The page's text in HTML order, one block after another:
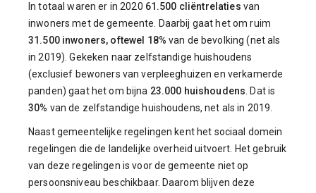
In totaal waren er in 2020 61.500 cliëntrelaties van
inwoners met de gemeente. Daarbij gaat het om ruim
31.500 inwoners, oftewel 18% van de bevolking (net als
in 2019). Gekeken naar zelfstandige huishoudens
(exclusief bewoners van verpleeghuizen en verkamerde
panden) gaat het om bijna 23.000 huishoudens . Dat is
30% van de zelfstandige huishoudens, net als in 2019.
Naast gemeentelijke regelingen kent het sociaal domein
regelingen die de landelijke overheid uitvoert. Het gebruik
van deze regelingen is voor de gemeente niet op
persoonsniveau beschikbaar. Daarom blijven deze